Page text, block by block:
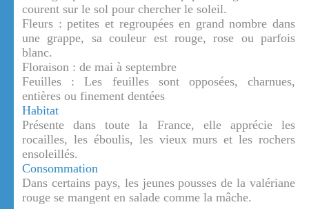
courent sur le sol pour chercher le soleil.
Fleurs : petites et regroupées en grand nombre dans
une grappe, sa couleur est rouge, rose ou parfois
blanc.
Floraison : de mai à septembre
Feuilles : Les feuilles sont opposées, charnues,
entières ou finement dentées
Habitat
Présente dans toute la France, elle apprécie les
rocailles, les éboulis, les vieux murs et les rochers
ensoleillés.
Consommation
Dans certains pays, les jeunes pousses de la valériane
rouge se mangent en salade comme la mâche.